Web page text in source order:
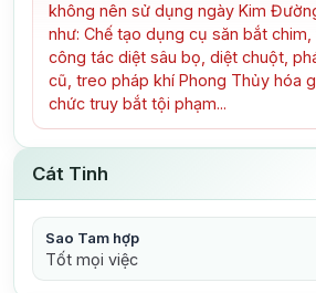
không nên sử dụng ngày Kim
như: Chế tạo dụng cụ săn bắt chim,
công tác diệt sâu bọ, diệt chuột,
cũ, treo pháp khí Phong Thủy hóa
chức truy bắt tội phạm...
Cát Tinh
Sao Tam hợp
Tốt mọi việc